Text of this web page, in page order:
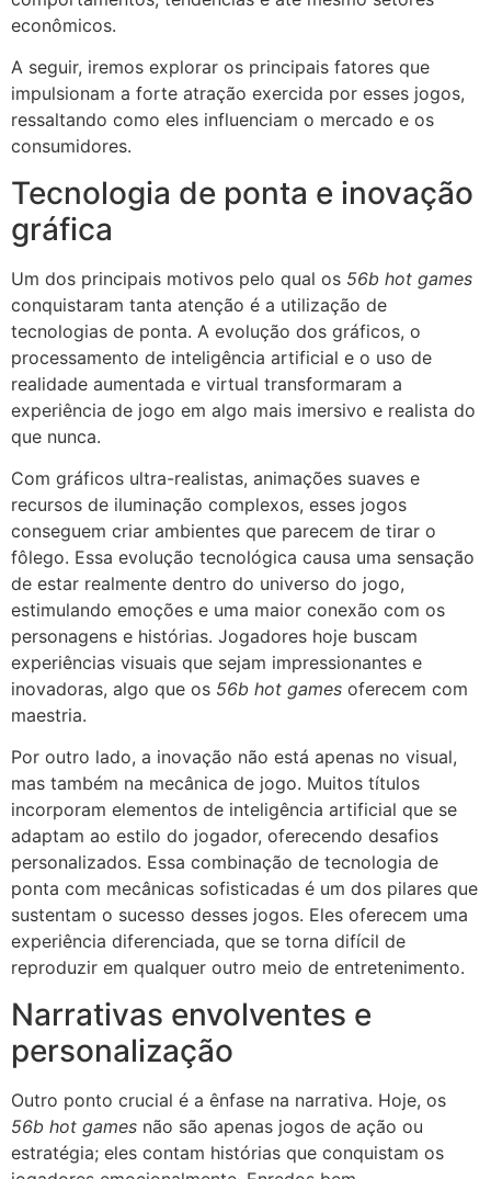
econômicos.
A seguir, iremos explorar os principais fatores que
impulsionam a forte atração exercida por esses jogos,
ressaltando como eles influenciam o mercado e os
consumidores.
Tecnologia de ponta e inovação
gráfica
Um dos principais motivos pelo qual os 56b hot games
conquistaram tanta atenção é a utilização de
tecnologias de ponta. A evolução dos gráficos, o
processamento de inteligência artificial e o uso de
realidade aumentada e virtual transformaram a
experiência de jogo em algo mais imersivo e realista do
que nunca.
Com gráficos ultra-realistas, animações suaves e
recursos de iluminação complexos, esses jogos
conseguem criar ambientes que parecem de tirar o
fôlego. Essa evolução tecnológica causa uma sensação
de estar realmente dentro do universo do jogo,
estimulando emoções e uma maior conexão com os
personagens e histórias. Jogadores hoje buscam
experiências visuais que sejam impressionantes e
inovadoras, algo que os 56b hot games oferecem com
maestria.
Por outro lado, a inovação não está apenas no visual,
mas também na mecânica de jogo. Muitos títulos
incorporam elementos de inteligência artificial que se
adaptam ao estilo do jogador, oferecendo desafios
personalizados. Essa combinação de tecnologia de
ponta com mecânicas sofisticadas é um dos pilares que
sustentam o sucesso desses jogos. Eles oferecem uma
experiência diferenciada, que se torna difícil de
reproduzir em qualquer outro meio de entretenimento.
Narrativas envolventes e
personalização
Outro ponto crucial é a ênfase na narrativa. Hoje, os
56b hot games não são apenas jogos de ação ou
estratégia; eles contam histórias que conquistam os